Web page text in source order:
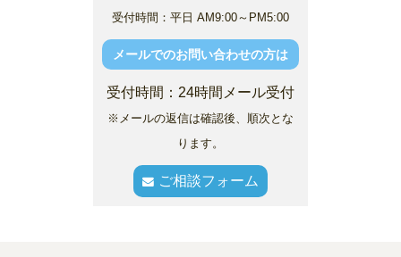
受付時間：平日 AM9:00～PM5:00
メールでのお問い合わせの方は
受付時間：24時間メール受付
※メールの返信は確認後、順次とな
ります。
ご相談フォーム